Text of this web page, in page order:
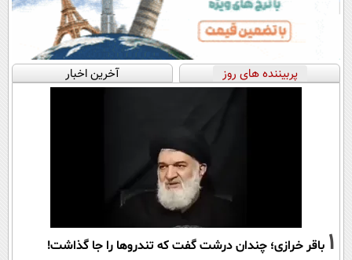
پربیننده های روز آخرین اخبار
1 باقر خرازی؛ چندان درشت گفت که تندروها را جا گذاشت!